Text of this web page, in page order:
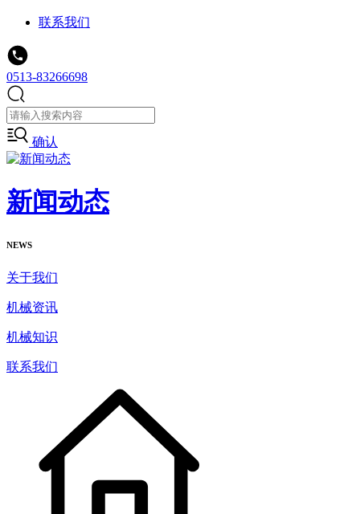
联系我们
0513-83266698
确认
新闻动态
NEWS
关于我们
机械资讯
机械知识
联系我们